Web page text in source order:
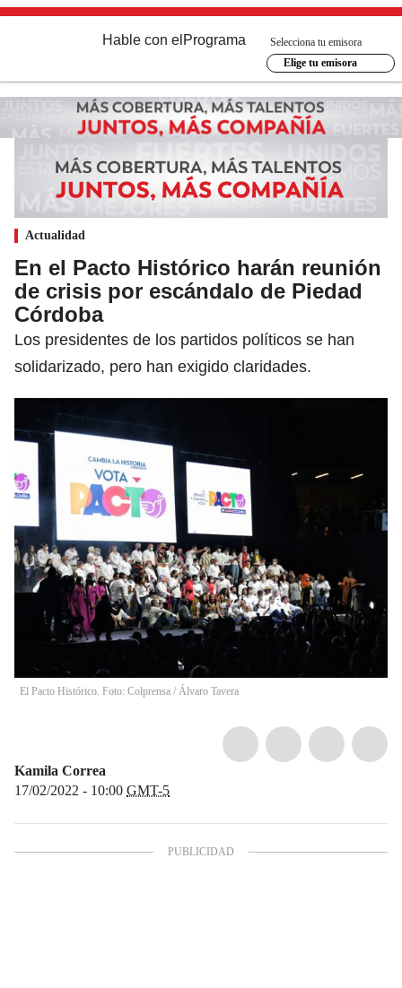
Hable con el Programa
Selecciona tu emisora
Elige tu emisora
Actualidad
En el Pacto Histórico harán reunión
de crisis por escándalo de Piedad
Córdoba
Los presidentes de los partidos políticos se han
solidarizado, pero han exigido claridades.
El Pacto Histórico. Foto: Colprensa / Álvaro Tavera
Kamila Correa
17/02/2022 - 10:00 GMT-5